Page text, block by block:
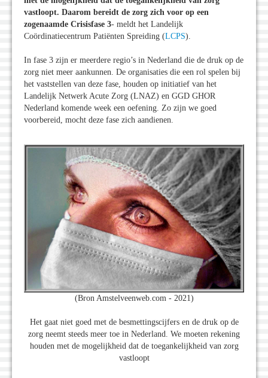
vastloopt. Daarom bereidt de zorg zich voor op een
zogenaamde Crisisfase 3- meldt het Landelijk
Coördinatiecentrum Patiënten Spreiding (LCPS).
In fase 3 zijn er meerdere regio’s in Nederland die de druk op de
zorg niet meer aankunnen. De organisaties die een rol spelen bij
het vaststellen van deze fase, houden op initiatief van het
Landelijk Netwerk Acute Zorg (LNAZ) en GGD GHOR
Nederland komende week een oefening. Zo zijn we goed
voorbereid, mocht deze fase zich aandienen.
(Bron Amstelveenweb.com - 2021)
Het gaat niet goed met de besmettingscijfers en de druk op de
zorg neemt steeds meer toe in Nederland. We moeten rekening
houden met de mogelijkheid dat de toegankelijkheid van zorg
vastloopt